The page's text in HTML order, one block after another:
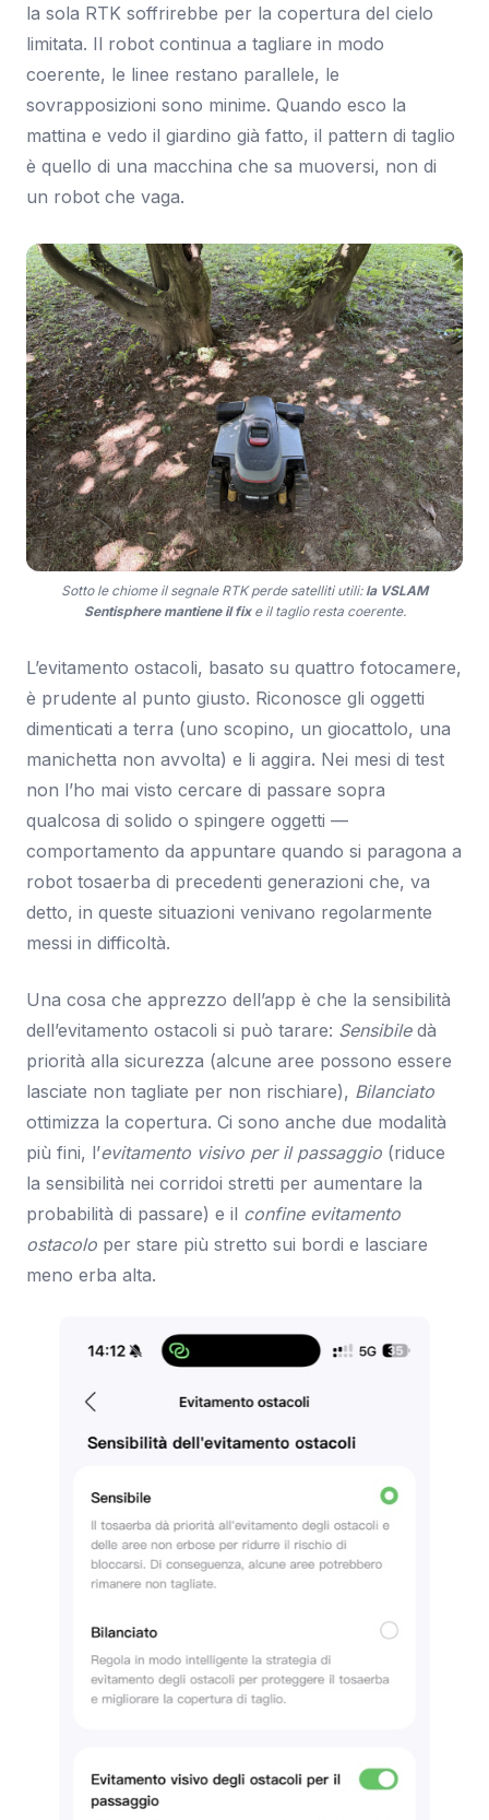
la sola RTK soffrirebbe per la copertura del cielo
limitata. Il robot continua a tagliare in modo
coerente, le linee restano parallele, le
sovrapposizioni sono minime. Quando esco la
mattina e vedo il giardino già fatto, il pattern di taglio
è quello di una macchina che sa muoversi, non di
un robot che vaga.
Sotto le chiome il segnale RTK perde satelliti utili: la VSLAM
Sentisphere mantiene il fixe il taglio resta coerente.
L’evitamento ostacoli, basato su quattro fotocamere,
è prudente al punto giusto. Riconosce gli oggetti
dimenticati a terra (uno scopino, un giocattolo, una
manichetta non avvolta) e li aggira. Nei mesi di test
non l’ho mai visto cercare di passare sopra
qualcosa di solido o spingere oggetti —
comportamento da appuntare quando si paragona a
robot tosaerba di precedenti generazioni che, va
detto, in queste situazioni venivano regolarmente
messi in difficoltà.
Una cosa che apprezzo dell’app è che la sensibilità
dell’evitamento ostacoli si può tarare: Sensibiledà
priorità alla sicurezza (alcune aree possono essere
lasciate non tagliate per non rischiare), Bilanciato
ottimizza la copertura. Ci sono anche due modalità
più fini, l’evitamento visivo per il passaggio (riduce
la sensibilità nei corridoi stretti per aumentare la
probabilità di passare) e il confine evitamento
ostacolo per stare più stretto sui bordi e lasciare
meno erba alta.